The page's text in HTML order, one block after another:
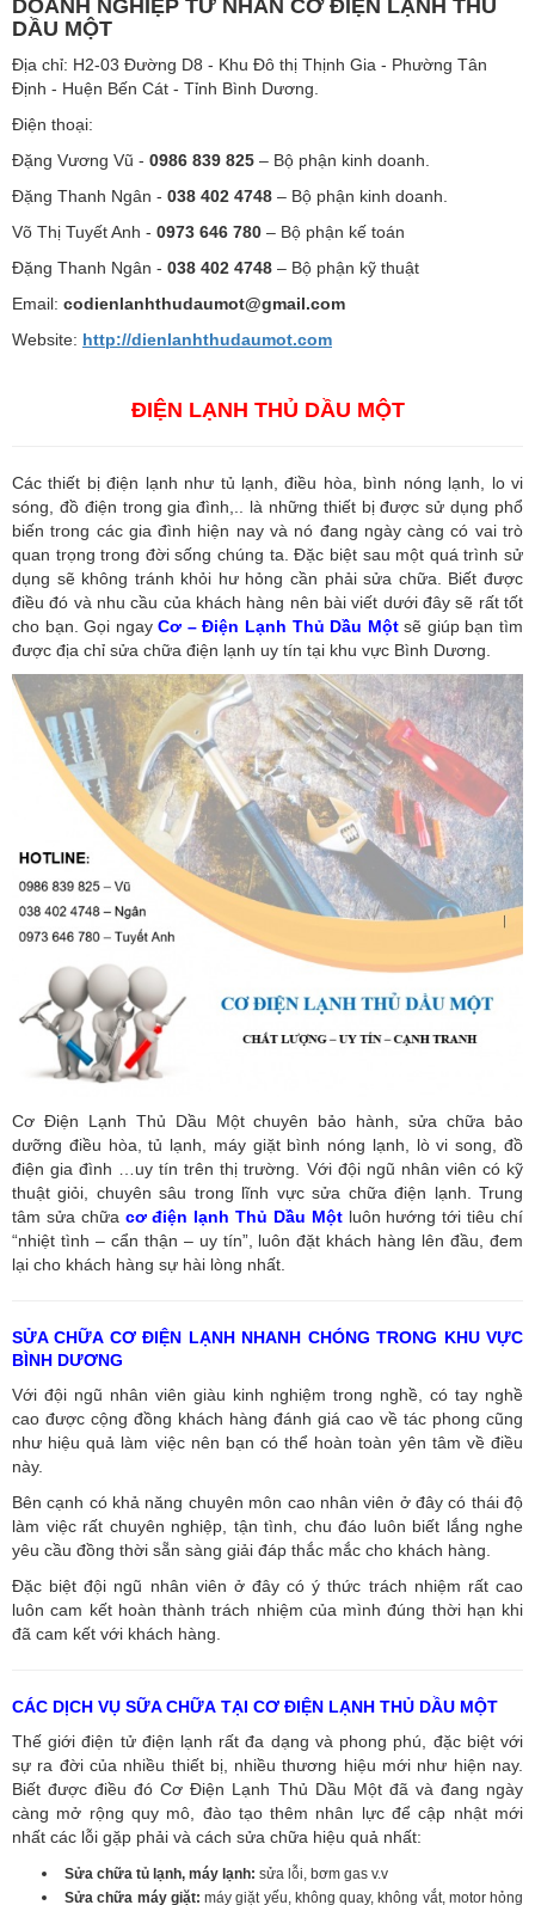
DOANH NGHIỆP TƯ NHÂN CƠ ĐIỆN LẠNH THỦ
DẦU MỘT
Địa chỉ: H2-03 Đường D8 - Khu Đô thị Thịnh Gia - Phường Tân
Định - Huện Bến Cát - Tỉnh Bình Dương.
Điện thoại:
Đặng Vương Vũ - 0986 839 825 – Bộ phận kinh doanh.
Đặng Thanh Ngân - 038 402 4748 – Bộ phận kinh doanh.
Võ Thị Tuyết Anh - 0973 646 780 – Bộ phận kế toán
Đặng Thanh Ngân - 038 402 4748 – Bộ phận kỹ thuật
Email: codienlanhthudaumot@gmail.com
Website: http://dienlanhthudaumot.com
ĐIỆN LẠNH THỦ DẦU MỘT
Các thiết bị điện lạnh như tủ lạnh, điều hòa, bình nóng lạnh, lo vi
sóng, đồ điện trong gia đình,.. là những thiết bị được sử dụng phổ
biến trong các gia đình hiện nay và nó đang ngày càng có vai trò
quan trọng trong đời sống chúng ta. Đặc biệt sau một quá trình sử
dụng sẽ không tránh khỏi hư hỏng cần phải sửa chữa. Biết được
điều đó và nhu cầu của khách hàng nên bài viết dưới đây sẽ rất tốt
cho bạn. Gọi ngayCơ – Điện Lạnh Thủ Dầu Một sẽ giúp bạn tìm
được địa chỉ sửa chữa điện lạnh uy tín tại khu vực Bình Dương.
Cơ Điện Lạnh Thủ Dầu Một chuyên bảo hành, sửa chữa bảo
dưỡng điều hòa, tủ lạnh, máy giặt bình nóng lạnh, lò vi song, đồ
điện gia đình …uy tín trên thị trường. Với đội ngũ nhân viên có kỹ
thuật giỏi, chuyên sâu trong lĩnh vực sửa chữa điện lạnh. Trung
tâm sửa chữa cơ điện lạnh Thủ Dầu Mộtluôn hướng tới tiêu chí
“nhiệt tình – cẩn thận – uy tín”, luôn đặt khách hàng lên đầu, đem
lại cho khách hàng sự hài lòng nhất.
SỬA CHỮA CƠ ĐIỆN LẠNH NHANH CHÓNG TRONG KHU VỰC
BÌNH DƯƠNG
Với đội ngũ nhân viên giàu kinh nghiệm trong nghề, có tay nghề
cao được cộng đồng khách hàng đánh giá cao về tác phong cũng
như hiệu quả làm việc nên bạn có thể hoàn toàn yên tâm về điều
này.
Bên cạnh có khả năng chuyên môn cao nhân viên ở đây có thái độ
làm việc rất chuyên nghiệp, tận tình, chu đáo luôn biết lắng nghe
yêu cầu đồng thời sẵn sàng giải đáp thắc mắc cho khách hàng.
Đặc biệt đội ngũ nhân viên ở đây có ý thức trách nhiệm rất cao
luôn cam kết hoàn thành trách nhiệm của mình đúng thời hạn khi
đã cam kết với khách hàng.
CÁC DỊCH VỤ SỮA CHỮA TẠI CƠ ĐIỆN LẠNH THỦ DẦU MỘT
Thế giới điện tử điện lạnh rất đa dạng và phong phú, đặc biệt với
sự ra đời của nhiều thiết bị, nhiều thương hiệu mới như hiện nay.
Biết được điều đó Cơ Điện Lạnh Thủ Dầu Một đã và đang ngày
càng mở rộng quy mô, đào tạo thêm nhân lực để cập nhật mới
nhất các lỗi gặp phải và cách sửa chữa hiệu quả nhất:
Sửa chữa tủ lạnh, máy lạnh: sửa lỗi, bơm gas v.v
Sửa chữa máy giặt:máy giặt yếu, không quay, không vắt, motor hỏng